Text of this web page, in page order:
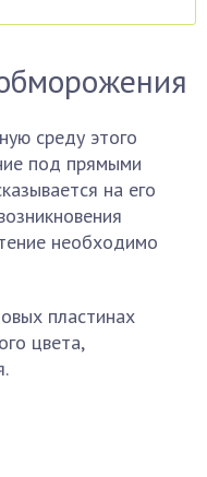
среду этого
под прямыми
на его
необходимо
пластинах
цвета,